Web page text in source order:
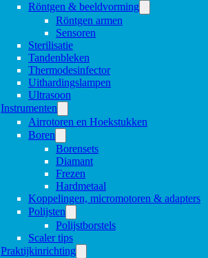
Röntgen & beeldvorming
Röntgen armen
Sensoren
Sterilisatie
Tandenbleken
Thermodesinfector
Uithardingslampen
Ultrasoon
Instrumenten
Airrotoren en Hoekstukken
Boren
Borensets
Diamant
Frezen
Hardmetaal
Koppelingen, micromotoren & adapters
Polijsten
Polijstborstels
Scaler tips
Praktijkinrichting